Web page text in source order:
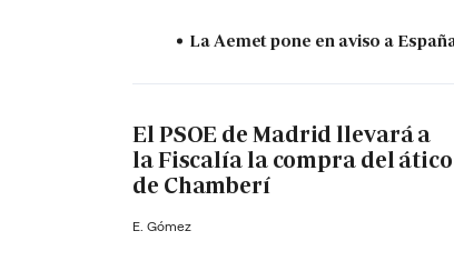
La Aemet pone en aviso a
El PSOE de Madrid llevará a
la Fiscalía la compra del ático
de Chamberí
E. Gómez